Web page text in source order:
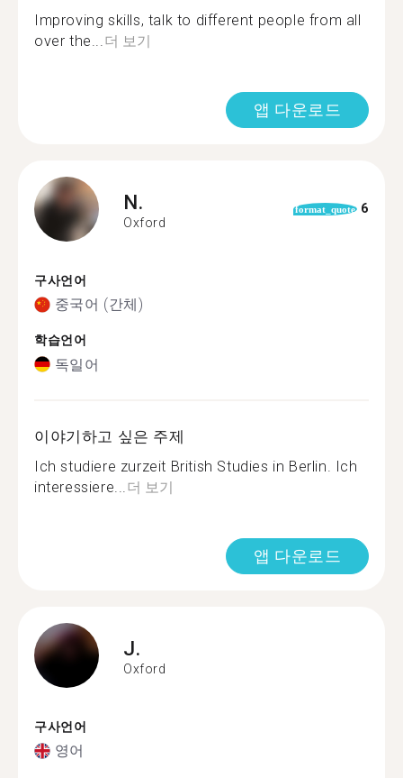
Improving skills, talk to different people from all
over the... 더 보기
앱 다운로드
N.
Oxford
format_quote 6
구사언어
중국어 (간체)
학습언어
독일어
이야기하고 싶은 주제
Ich studiere zurzeit British Studies in Berlin. Ich
interessiere... 더 보기
앱 다운로드
J.
Oxford
구사언어
영어